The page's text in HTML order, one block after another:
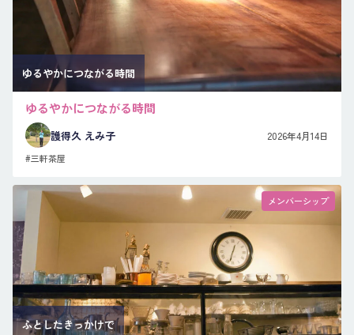
ゆるやかにつながる時間
ゆるやかにつながる時間
護得久 えみ子 2026年4月14日
#三軒茶屋
メンバーシップ
ふとしたきっかけで